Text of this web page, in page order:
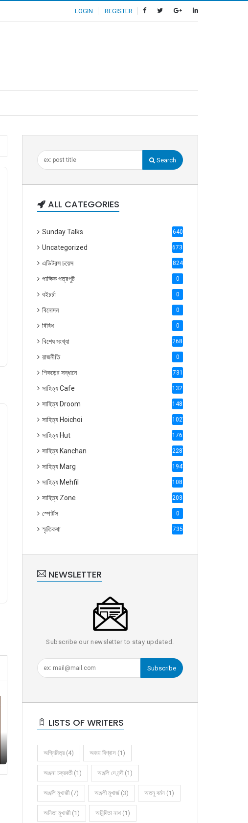
LOGIN REGISTER
Search
ALL CATEGORIES
Sunday Talks 640
Uncategorized 6738
এডিটরস চয়েস 824
পাক্ষিক পত্রপুট 0
বইচর্চা 0
বিনোদন 0
বিবিধ 0
বিশেষ সংখ্যা 2686
রাজনীতি 0
শিকড়ের সন্ধানে 731
সাহিত্য Cafe 1321
সাহিত্য Droom 1488
সাহিত্য Hoichoi 1027
সাহিত্য Hut 1769
সাহিত্য Kanchan 2287
সাহিত্য Marg 1947
সাহিত্য Mehfil 1088
সাহিত্য Zone 2035
স্পোর্টস 0
স্মৃতিকথা 735
NEWSLETTER
Subscribe our newsletter to stay updated.
Subscribe
LISTS OF WRITERS
অগ্নিমিত্র (4) অজয় বিশ্বাস (1)
অঞ্জনা চক্রবর্তী (1) অঞ্জলি দে নন্দী (1)
অঞ্জলি মুখার্জী (7) অঞ্জলী মুখার্জ (3) অতনু বর্মন (1)
অনিতা মুখার্জী (1) অনিন্দিতা নাথ (1)